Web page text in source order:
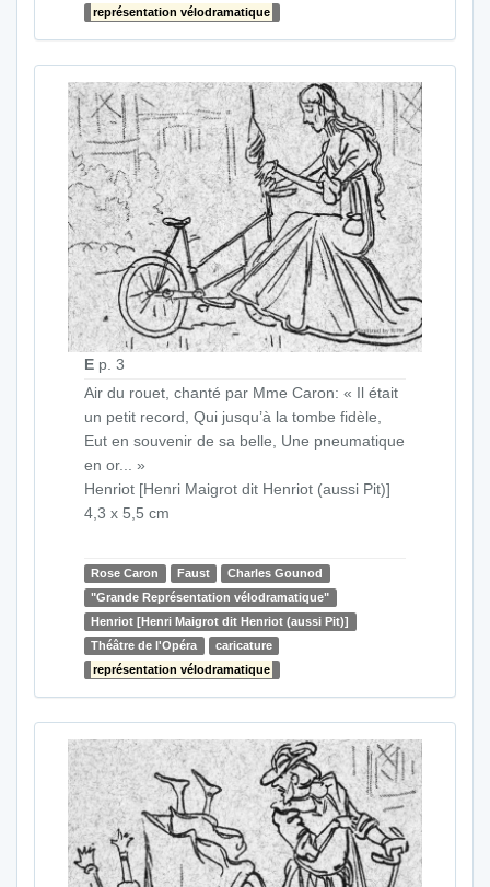
représentation vélodramatique
E p. 3
Air du rouet, chanté par Mme Caron: « Il était
un petit record, Qui jusqu’à la tombe fidèle,
Eut en souvenir de sa belle, Une pneumatique
en or... »
Henriot [Henri Maigrot dit Henriot (aussi Pit)]
4,3 x 5,5 cm
Rose Caron Faust
Charles Gounod
"Grande Représentation vélodramatique"
Henriot [Henri Maigrot dit Henriot (aussi Pit)]
Théâtre de l'Opéra
caricature
représentation vélodramatique